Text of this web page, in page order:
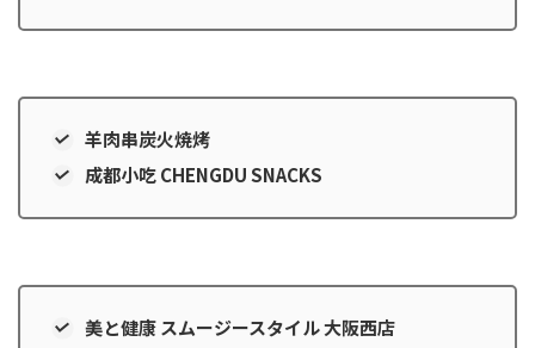
羊肉串炭火焼烤
成都小吃 CHENGDU SNACKS
美と健康 スムージースタイル 大阪西店